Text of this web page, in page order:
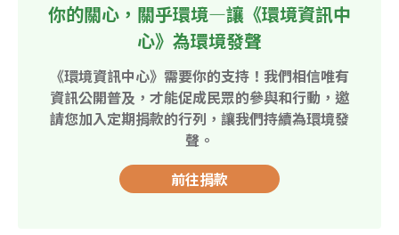
你的關心，關乎環境—讓《環境資訊中
心》為環境發聲
《環境資訊中心》需要你的支持！我們相信唯有
資訊公開普及，才能促成民眾的參與和行動，邀
請您加入定期捐款的行列，讓我們持續為環境發
聲。
前往捐款